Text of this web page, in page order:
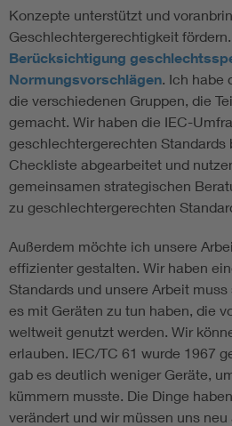
Konzepte unterstützt und
Geschlechtergerechtigkeit
Berücksichtigung
Normungsvorschlägen. Ich habe
die verschiedenen Gruppen, die
gemacht. Wir haben die IEC-
geschlechtergerechten Standards
Checkliste abgearbeitet und
gemeinsamen strategischen
zu geschlechtergerechten
Außerdem möchte ich unsere
effizienter gestalten. Wir haben
Standards und unsere Arbeit
es mit Geräten zu tun haben, die
weltweit genutzt werden. Wir
erlauben. IEC/TC 61 wurde 1967
gab es deutlich weniger Geräte,
kümmern musste. Die Dinge
verändert und wir müssen uns